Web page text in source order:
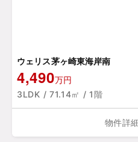
ウェリス茅ヶ崎東海岸南
4,490万円
3LDK / 71.14㎡ / 1階
物件詳